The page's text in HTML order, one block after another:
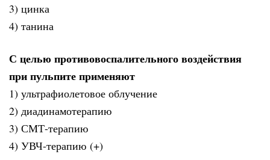
3) цинка
4) танина
С целью противовоспалительного воздействия
при пульпите применяют
1) ультрафиолетовое облучение
2) диадинамотерапию
3) СМТ-терапию
4) УВЧ-терапию (+)